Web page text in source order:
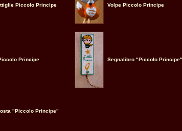
Piccolo Principe Volpe Piccolo Principe
Principe Segnalibro "Piccolo Principe"
"Piccolo Principe"